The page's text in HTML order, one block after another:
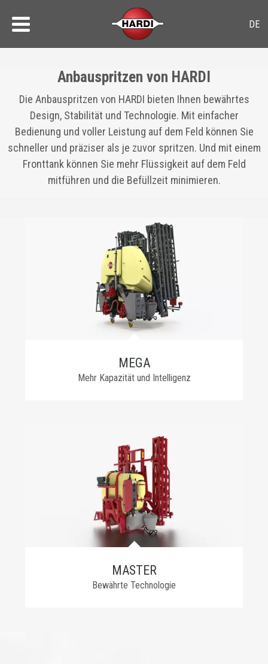
​​Anbauspritzen von HARDI
​​Die Anbauspritzen von HARDI bieten Ihnen bewährtes
Design, Stabilität und Technologie. Mit einfacher
Bedienung und voller Leistung auf dem Feld können Sie
schneller und präziser als je zuvor spritzen. Und mit einem
Fronttank können Sie mehr Flüssigkeit auf dem Feld
mitführen und die Befüllzeit minimieren.
MEGA
Mehr Kapazität und Intelligenz
MASTER
Bewährte Technologie